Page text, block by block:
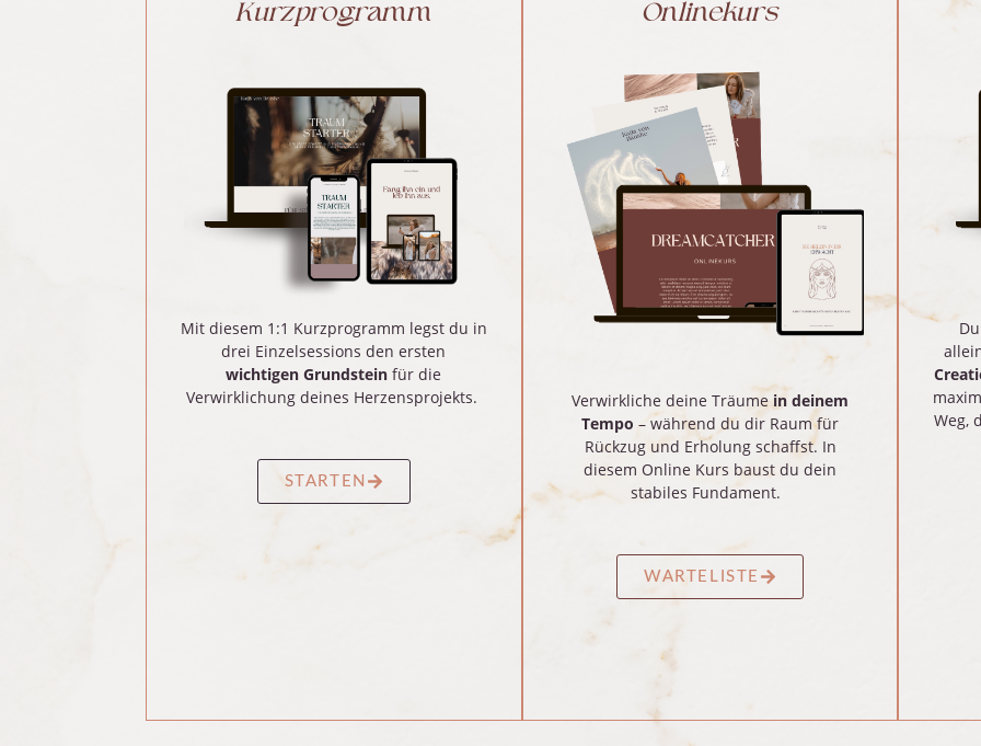
Kurzprogramm
Mit diesem 1:1 Kurzprogramm legst du in
drei Einzelsessions den ersten
wichtigen Grundstein für die
Verwirklichung deines Herzensprojekts.
STARTEN
Onlinekurs
Verwirkliche deine Träumein deinem
Tempo – während du dir Raum für
Rückzug und Erholung schaffst. In
diesem Online Kurs baust du dein
stabiles Fundament.
WARTELISTE
Weg,